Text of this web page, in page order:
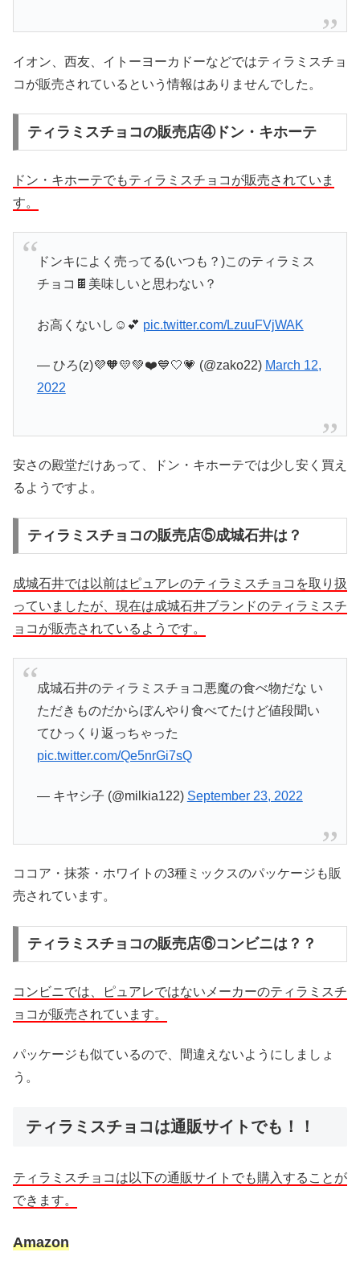
イオン、西友、イトーヨーカドーなどではティラミスチョ
コが販売されているという情報はありませんでした。
ティラミスチョコの販売店④ドン・キホーテ
ドン・キホーテでもティラミスチョコが販売されていま
す。
ドンキによく売ってる(いつも？)このティラミス
チョコ🍫美味しいと思わない？
お高くないし☺️💕 pic.twitter.com/LzuuFVjWAK
— ひろ(z)💜🧡💛💚❤️💙🤍💗 (@zako22) March 12,
2022
安さの殿堂だけあって、ドン・キホーテでは少し安く買え
るようですよ。
ティラミスチョコの販売店⑤成城石井は？
成城石井では以前はピュアレのティラミスチョコを取り扱
っていましたが、現在は成城石井ブランドのティラミスチ
ョコが販売されているようです。
成城石井のティラミスチョコ悪魔の食べ物だな い
ただきものだからぼんやり食べてたけど値段聞い
てひっくり返っちゃった
pic.twitter.com/Qe5nrGi7sQ
— キヤシ子 (@milkia122) September 23, 2022
ココア・抹茶・ホワイトの3種ミックスのパッケージも販
売されています。
ティラミスチョコの販売店⑥コンビニは？？
コンビニでは、ピュアレではないメーカーのティラミスチ
ョコが販売されています。
パッケージも似ているので、間違えないようにしましょ
う。
ティラミスチョコは通販サイトでも！！
ティラミスチョコは以下の通販サイトでも購入することが
できます。
Amazon